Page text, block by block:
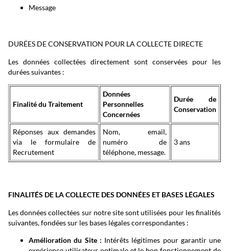
Message
DURÉES DE CONSERVATION POUR LA COLLECTE DIRECTE
Les données collectées directement sont conservées pour les
durées suivantes :
Finalité du Traitement
Données
Personnelles
Concernées
Durée de
Conservation
Réponses aux demandes
via le formulaire de
Recrutement
Nom, email,
numéro de
téléphone, message.
3 ans
FINALITÉS DE LA COLLECTE DES DONNÉES ET BASES LÉGALES
Les données collectées sur notre site sont utilisées pour les finalités
suivantes, fondées sur les bases légales correspondantes :
Amélioration du Site : Intérêts légitimes pour garantir une